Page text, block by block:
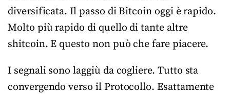
diversificata. Il passo di Bitcoin oggi è rapido.
Molto più rapido di quello di tante altre
shitcoin. E questo non può che fare piacere.
I segnali sono laggiù da cogliere. Tutto sta
convergendo verso il Protocollo. Esattamente